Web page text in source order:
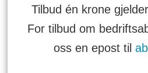
Tilbud én krone
For tilbud om
oss en epost til